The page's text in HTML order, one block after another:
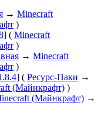
→ Minecraft
)
( Minecraft
)
→ Minecraft
)
( Ресурс-Паки →
(Майнкрафт) )
(Майнкрафт) →